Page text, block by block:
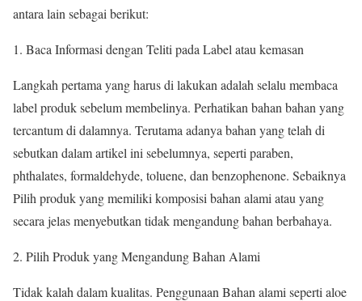
antara lain sebagai berikut:
Baca Informasi dengan Teliti pada Label atau kemasan
Langkah pertama yang harus di lakukan adalah selalu membaca
label produk sebelum membelinya. Perhatikan bahan bahan yang
tercantum di dalamnya. Terutama adanya bahan yang telah di
sebutkan dalam artikel ini sebelumnya, seperti paraben,
phthalates, formaldehyde, toluene, dan benzophenone. Sebaiknya
Pilih produk yang memiliki komposisi bahan alami atau yang
secara jelas menyebutkan tidak mengandung bahan berbahaya.
Pilih Produk yang Mengandung Bahan Alami
Tidak kalah dalam kualitas. Penggunaan Bahan alami seperti aloe